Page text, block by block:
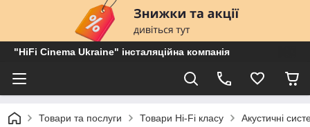
"HiFi Cinema Ukraine" інсталяційна компанія
Товари та послуги Товари Hi-Fi класу Акустичні